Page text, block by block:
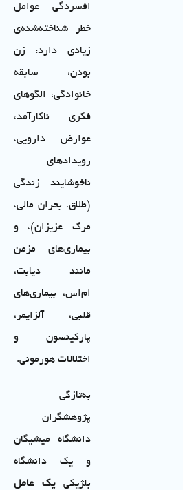
افسردگی عوامل
خطر شناخته‌شده‌ی
زیادی دارد: زن
بودن، سابقه
خانوادگی، الگوهای
فکری ناکارآمد،
عوارض دارویی،
رویدادهای
ناخوشایند زندگی
(طلاق، بحران مالی،
مرگ عزیزان)، و
بیماری‌های مزمن
مانند دیابت،
ام‌اس، بیماری‌های
قلبی، آلزایمر،
پارکینسون و
اختلالات هورمونی.
به‌تازگی
پژوهشگران
دانشگاه میشیگان
و یک دانشگاه
بلژیکییک عامل